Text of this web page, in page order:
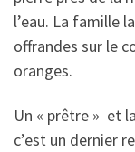
l’eau. La famille
offrandes sur le
oranges.
Un « prêtre » et
c’est un dernier